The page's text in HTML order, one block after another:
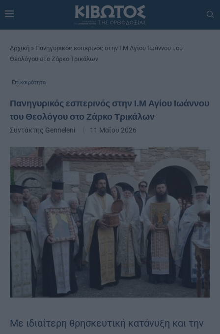
Αρχική » Πανηγυρικός εσπερινός στην Ι.Μ Αγίου Ιωάννου του
Θεολόγου στο Ζάρκο Τρικάλων
Επικαιρότητα
Πανηγυρικός εσπερινός στην Ι.Μ Αγίου Ιωάννου
του Θεολόγου στο Ζάρκο Τρικάλων
Συντάκτης Genneleni 11 Μαΐου 2026
Με ιδιαίτερη θρησκευτική κατάνυξη και την